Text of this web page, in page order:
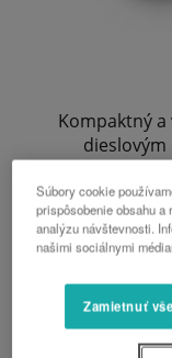
Kompaktný
Súbory cookie
prispôsobenie obsahu
analýzu návštevnosti.
našimi sociálnymi
Zamietnuť